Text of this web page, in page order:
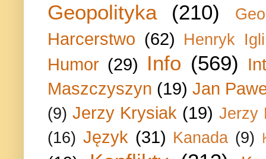
Geopolityka
(210)
Harcerstwo (62) Henryk
Humor (29) Info (569)
Maszczyszyn (19) Jan
(9) Jerzy Krysiak (19) Jerzy
(16) Język (31) Kanada (9)